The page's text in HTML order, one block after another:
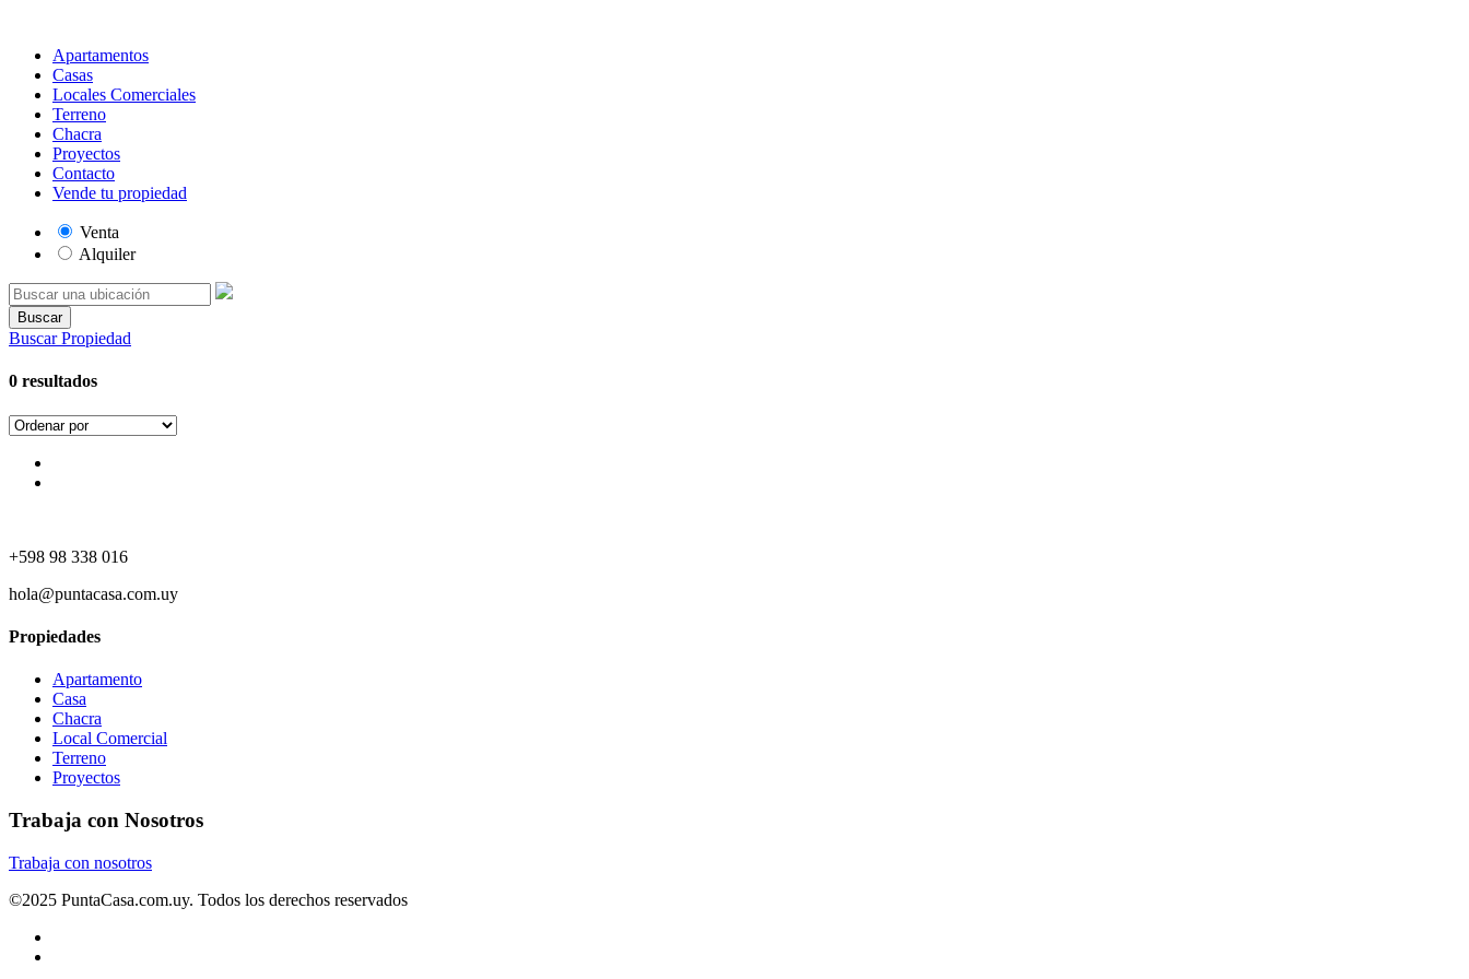
Apartamentos
Casas
Locales Comerciales
Terreno
Chacra
Proyectos
Contacto
Vende tu propiedad
Venta
Alquiler
Buscar
Buscar Propiedad
0 resultados
+598 98 338 016
hola@puntacasa.com.uy
Propiedades
Apartamento
Casa
Chacra
Local Comercial
Terreno
Proyectos
Trabaja con Nosotros
Trabaja con nosotros
©2025 PuntaCasa.com.uy. Todos los derechos reservados